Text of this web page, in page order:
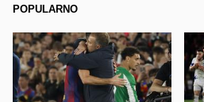
POPULARNO